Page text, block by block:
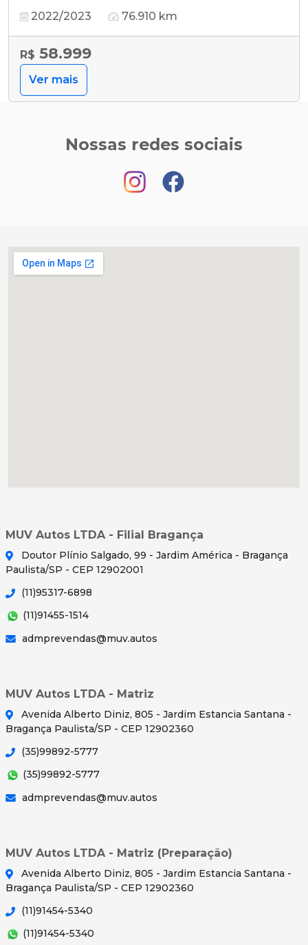
2022/2023 76.910 km
R$ 58.999
Ver mais
Nossas redes sociais
MUV Autos LTDA - Filial Bragança
Doutor Plínio Salgado, 99 - Jardim América - Bragança
Paulista/SP - CEP 12902001
(11)95317-6898
(11)91455-1514
admprevendas@muv.autos
MUV Autos LTDA - Matriz
Avenida Alberto Diniz, 805 - Jardim Estancia Santana -
Bragança Paulista/SP - CEP 12902360
(35)99892-5777
(35)99892-5777
admprevendas@muv.autos
MUV Autos LTDA - Matriz (Preparação)
Avenida Alberto Diniz, 805 - Jardim Estancia Santana -
Bragança Paulista/SP - CEP 12902360
(11)91454-5340
(11)91454-5340